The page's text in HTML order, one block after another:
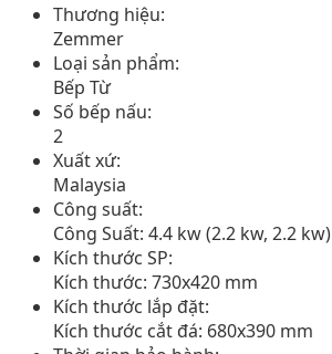
Thương hiệu:
Zemmer
Loại sản phẩm:
Bếp Từ
Số bếp nấu:
2
Xuất xứ:
Malaysia
Công suất:
Công Suất: 4.4 kw (2.2 kw, 2.2 kw)
Kích thước SP:
Kích thước: 730x420 mm
Kích thước lắp đặt:
Kích thước cắt đá: 680x390 mm